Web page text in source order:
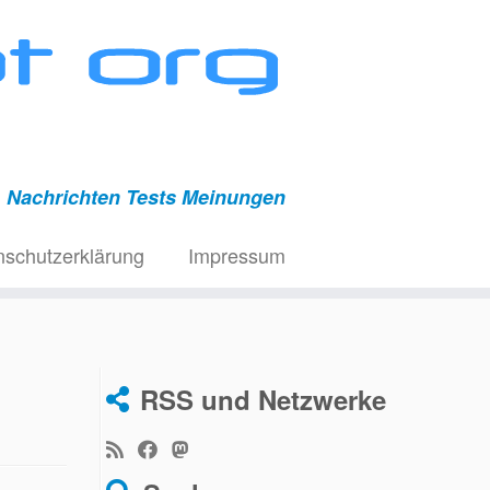
Nachrichten Tests Meinungen
Impressum
RSS und Netzwerke